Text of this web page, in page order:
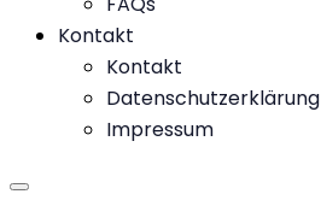
Kontakt
Kontakt
Datenschutzerklärung
Impressum